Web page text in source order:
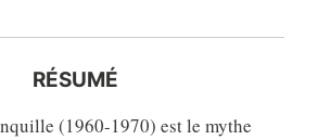
RÉSUMÉ
(1960-1970) est le mythe